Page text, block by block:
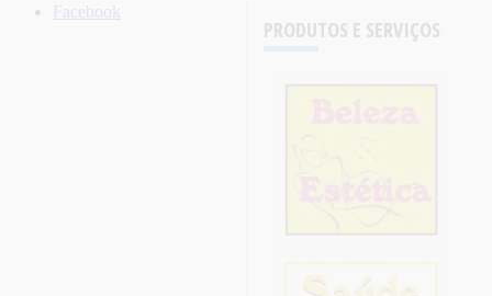
PRODUTOS E SERVIÇOS
Facebook